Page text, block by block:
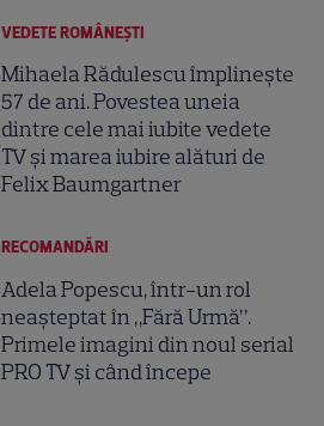
VEDETE ROMÂNEŞTI
Mihaela Rădulescu împlinește
57 de ani. Povestea uneia
dintre cele mai iubite vedete
TV și marea iubire alături de
Felix Baumgartner
RECOMANDĂRI
Adela Popescu, într-un rol
neașteptat în „Fără Urmă”.
Primele imagini din noul serial
PRO TV și când începe